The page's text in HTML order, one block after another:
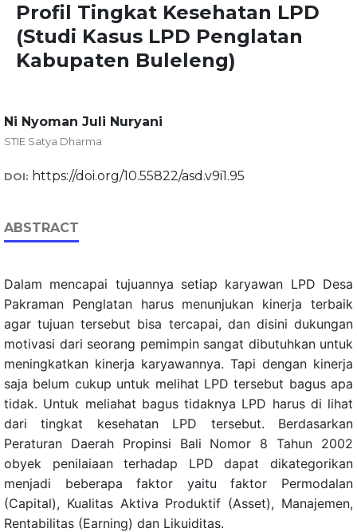
Profil Tingkat Kesehatan LPD
(Studi Kasus LPD Penglatan
Kabupaten Buleleng)
Ni Nyoman Juli Nuryani
STIE Satya Dharma
DOI: https://doi.org/10.55822/asd.v9i1.95
ABSTRACT
Dalam mencapai tujuannya setiap karyawan LPD Desa
Pakraman Penglatan harus menunjukan kinerja terbaik
agar tujuan tersebut bisa tercapai, dan disini dukungan
motivasi dari seorang pemimpin sangat dibutuhkan untuk
meningkatkan kinerja karyawannya. Tapi dengan kinerja
saja belum cukup untuk melihat LPD tersebut bagus apa
tidak. Untuk meliahat bagus tidaknya LPD harus di lihat
dari tingkat kesehatan LPD tersebut. Berdasarkan
Peraturan Daerah Propinsi Bali Nomor 8 Tahun 2002
obyek penilaiaan terhadap LPD dapat dikategorikan
menjadi beberapa faktor yaitu faktor Permodalan
(Capital), Kualitas Aktiva Produktif (Asset), Manajemen,
Rentabilitas (Earning) dan Likuiditas.